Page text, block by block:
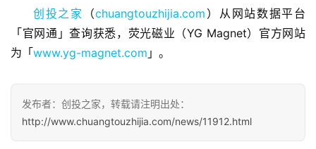
商
业
创投之家 （chuangtouzhijia.com ）从网站数据平台
「官网通」查询获悉，荧光磁业（YG Magnet）官方网站
为「www.yg-magnet.com 」。
发布者：创投之家，转载请注明出处：
http://www.chuangtouzhijia.com/news/11912.html